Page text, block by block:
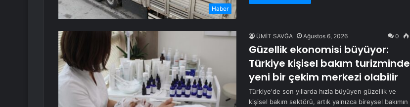
Haber
ÜMİT SAVĞA Ağustos 6, 2026 0
Güzellik ekonomisi büyüyor:
Türkiye kişisel bakım turizminde
yeni bir çekim merkezi olabilir
Türkiye'de son yıllarda hızla büyüyen güzellik ve
kişisel bakım sektörü, artık yalnızca bireysel bakımın